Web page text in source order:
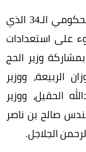
جاء ذلك في المؤتمر الصحفي الحكومي الـ34 الذي
على استعدادات
وزير الحج
الربيعة، ووزير
الحقيل، ووزير
صالح بن ناصر
الجلاجل.